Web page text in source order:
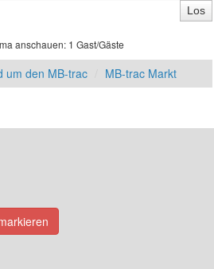
anschauen: 1 Gast/Gäste
um den MB-trac MB-trac Markt